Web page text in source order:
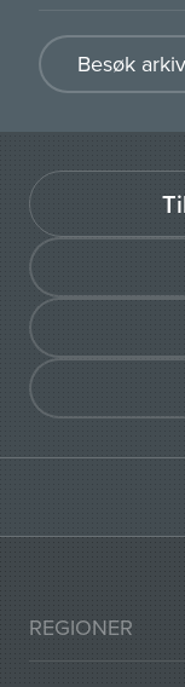
Besøk
REGIONER